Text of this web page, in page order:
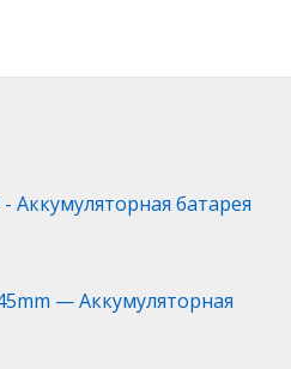
- Аккумуляторная батарея
— Аккумуляторная